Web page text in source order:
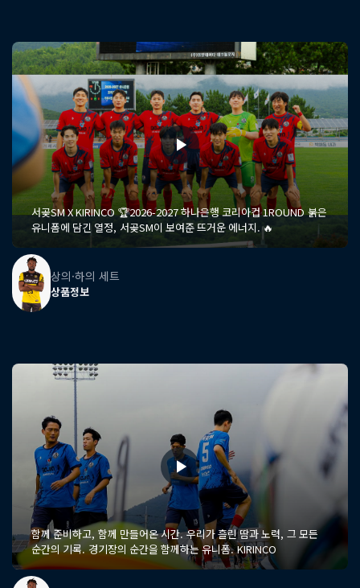
서곶SM X KIRINCO 🏆2026-2027 하나은행 코리아컵 1ROUND 붉은
유니폼에 담긴 열정, 서곶SM이 보여준 뜨거운 에너지. 🔥
상의·하의 세트
상품정보
함께 준비하고, 함께 만들어온 시간. 우리가 흘린 땀과 노력, 그 모든
순간의 기록. 경기장의 순간을 함께하는 유니폼. KIRINCO